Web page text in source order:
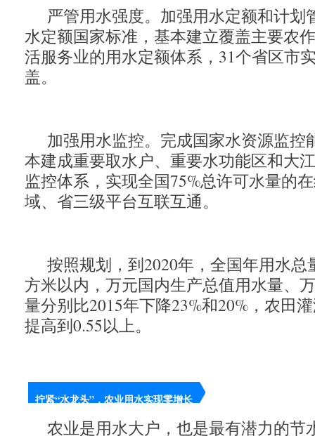
严管用水强度。加强用水定额和计划
水定额国家标准，基本建立覆盖主要农
活服务业的用水定额体系，31个省区市
盖。
加强用水监控。完成国家水资源监控
本建成重要取水户、重要水功能区和大
监控体系，实现全国75%总许可水量的
域、省三级平台互联互通。
按照规划，到2020年，全国年用水总
方米以内，万元国内生产总值用水量、
量分别比2015年下降23%和20%，农田
提高到0.55以上。
拧紧“水龙头”，农业用水实现零增长
农业是用水大户，也是最有潜力的节